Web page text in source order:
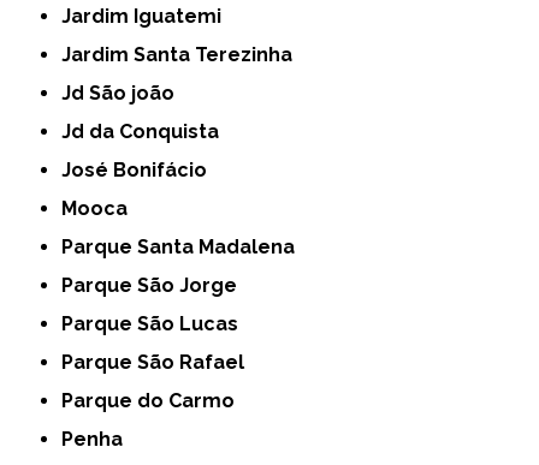
Jardim Iguatemi
Jardim Santa Terezinha
Jd São joão
Jd da Conquista
José Bonifácio
Mooca
Parque Santa Madalena
Parque São Jorge
Parque São Lucas
Parque São Rafael
Parque do Carmo
Penha